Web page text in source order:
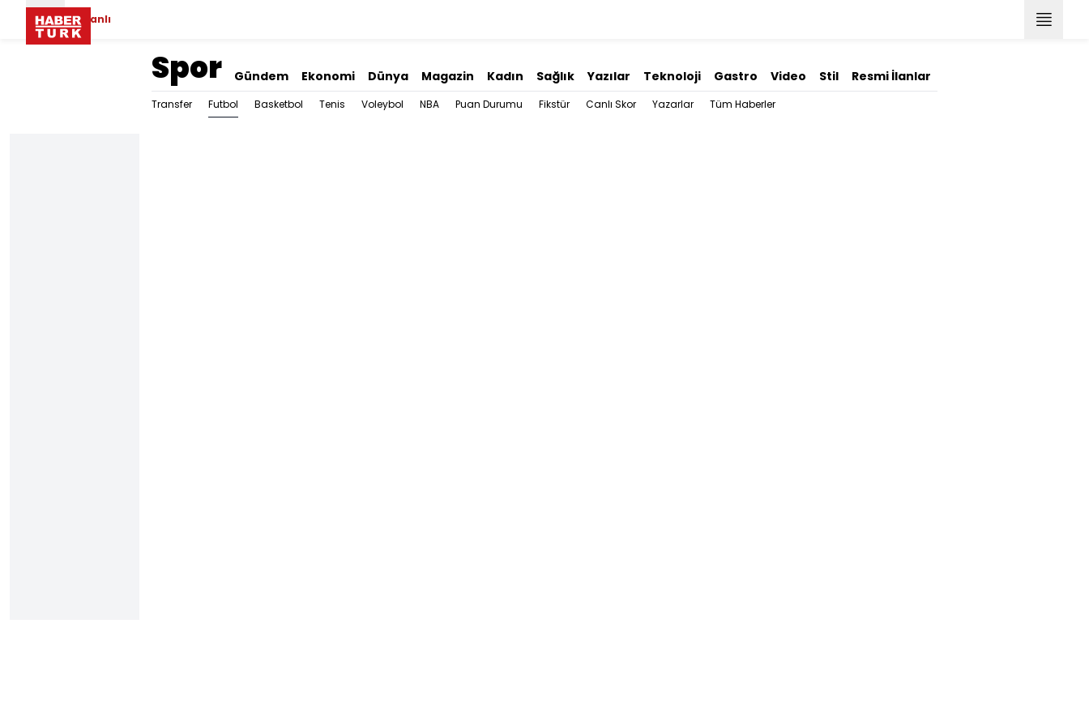
Canlı
Spor Gündem Ekonomi Dünya Magazin Kadın Sağlık Yazılar Teknoloji Gastro Video Stil Resmi İlanlar
Transfer Futbol Basketbol Tenis Voleybol NBA Puan Durumu Fikstür Canlı Skor Yazarlar Tüm Haberler